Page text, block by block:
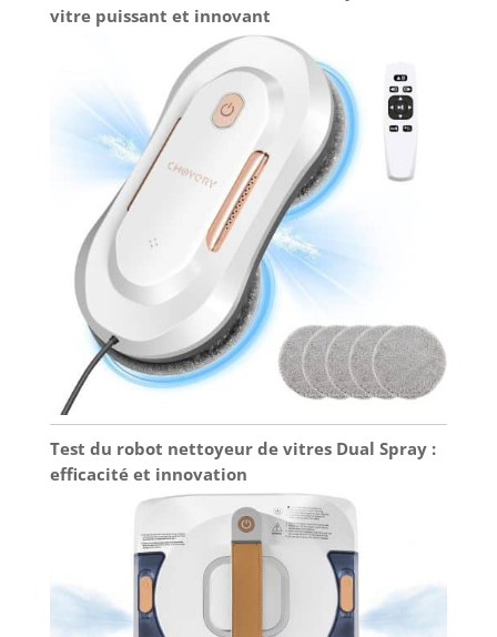
encore activer le mode Nettoyage intensif des
débris incrustés. Cartographie de précision,
navigation intelligente: Grâce au guidage laser
précis, cet aspirateur apprend vite l’agencement
de votre maison et crée des cartes intelligentes qui
permettent une navigation efficace. Il anticipe les
obstacles pour contourner les zones encombrées
et franchit des seuils de 20 mm pour se déplacer
d’une pièce à l’autre. Il fonctionne également de
manière fiable même dans des conditions de faible
luminosité, pour assurer une couverture complète
de votre maison.
vitre puissant et innovant
Test du robot nettoyeur de vitres Dual Spray :
efficacité et innovation